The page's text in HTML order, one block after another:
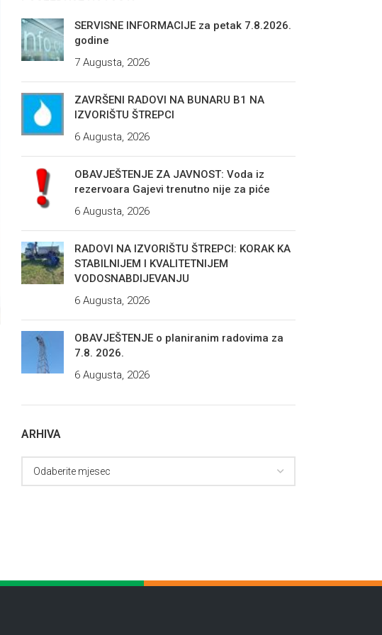
SERVISNE INFORMACIJE za petak 7.8.2026.
godine
7 Augusta, 2026
ZAVRŠENI RADOVI NA BUNARU B1 NA
IZVORIŠTU ŠTREPCI
6 Augusta, 2026
OBAVJEŠTENJE ZA JAVNOST: Voda iz
rezervoara Gajevi trenutno nije za piće
6 Augusta, 2026
RADOVI NA IZVORIŠTU ŠTREPCI: KORAK KA
STABILNIJEM I KVALITETNIJEM
VODOSNABDIJEVANJU
6 Augusta, 2026
OBAVJEŠTENJE o planiranim radovima za
7.8. 2026.
6 Augusta, 2026
ARHIVA